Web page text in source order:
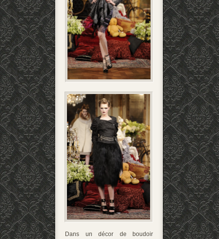
Dans un décor de boudoir